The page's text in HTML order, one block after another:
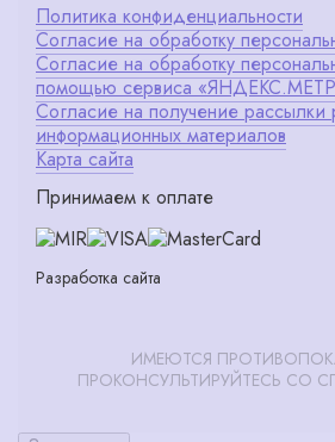
Политика конфиденциальности
Согласие на обработку
Согласие на обработку
помощью сервиса
Согласие на получение рассылки
информационных материалов
Карта сайта
Принимаем к оплате
Разработка сайта
ИМЕЮТСЯ
ПРОКОНСУЛЬТИРУЙТЕСЬ СО